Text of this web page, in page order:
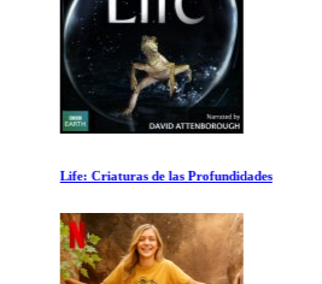
Life: Criaturas de las Profundidades